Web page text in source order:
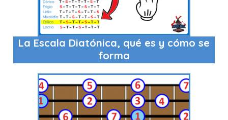
La Escala Diatónica, qué es y cómo se
forma